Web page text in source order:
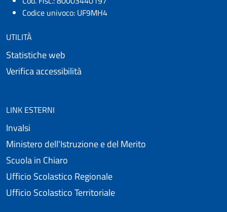
Codice univoco: UF9MH4
UTILITÀ
Statistiche web
Verifica accessibilità
LINK ESTERNI
Invalsi
Ministero dell'Istruzione e del Merito
Scuola in Chiaro
Ufficio Scolastico Regionale
Ufficio Scolastico Territoriale